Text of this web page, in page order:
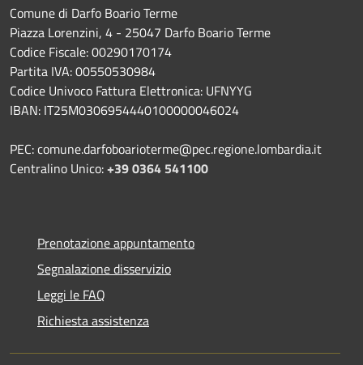
Comune di Darfo Boario Terme
Piazza Lorenzini, 4 - 25047 Darfo Boario Terme
Codice Fiscale: 00290170174
Partita IVA: 00550530984
Codice Univoco Fattura Elettronica: UFNYYG
IBAN: IT25M0306954440100000046024
PEC: comune.darfoboarioterme@pec.regione.lombardia.it
Centralino Unico:+39 0364 541100
Prenotazione appuntamento
Segnalazione disservizio
Leggi le FAQ
Richiesta assistenza